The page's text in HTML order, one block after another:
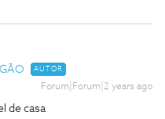
AUTOR
Forum|Forum|2 years ago
de casa